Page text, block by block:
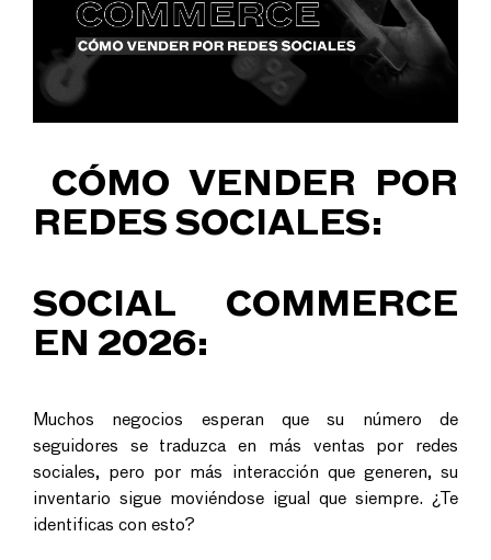
CÓMO VENDER POR
REDES SOCIALES:
SOCIAL COMMERCE
EN 2026:
Muchos negocios esperan que su número de
seguidores se traduzca en más ventas por redes
sociales, pero por más interacción que generen, su
inventario sigue moviéndose igual que siempre. ¿Te
identificas con esto?